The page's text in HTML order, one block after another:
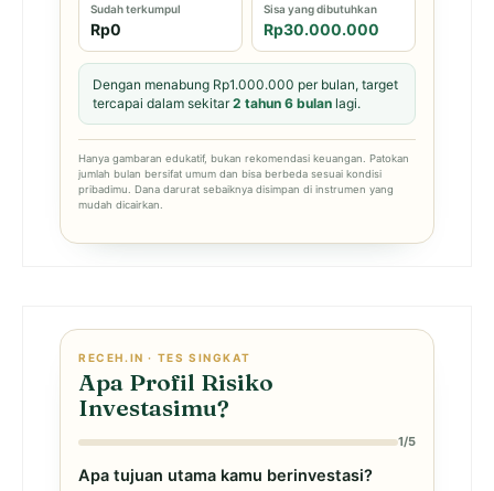
Sudah terkumpul
Rp0
Sisa yang dibutuhkan
Rp30.000.000
Dengan menabung Rp1.000.000 per bulan, target
tercapai dalam sekitar2 tahun 6 bulan lagi.
Hanya gambaran edukatif, bukan rekomendasi keuangan. Patokan
jumlah bulan bersifat umum dan bisa berbeda sesuai kondisi
pribadimu. Dana darurat sebaiknya disimpan di instrumen yang
mudah dicairkan.
RECEH.IN · TES SINGKAT
Apa Profil Risiko
Investasimu?
1/5
Apa tujuan utama kamu berinvestasi?